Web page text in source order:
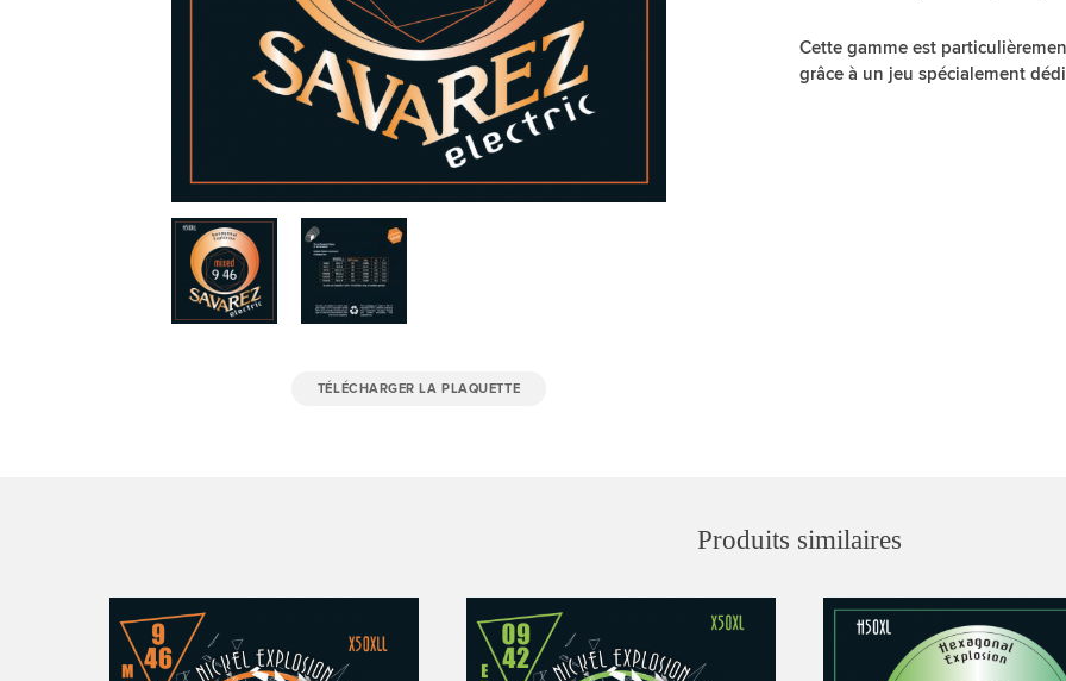
TÉLÉCHARGER LA PLAQUETTE
Cette gamme est
grâce à un jeu spécialement
Produits similaires